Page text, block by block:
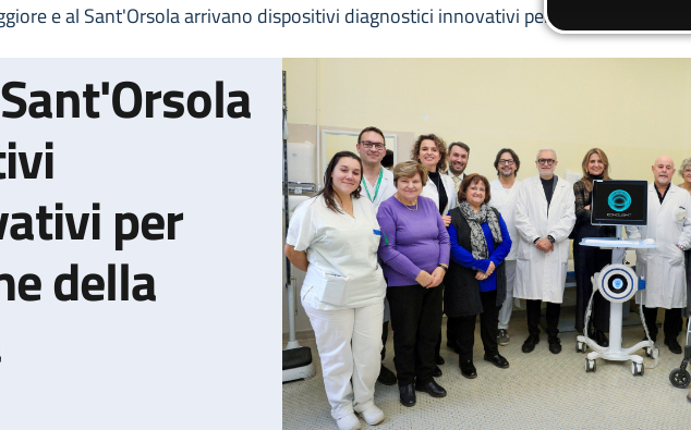
e al Sant'Orsola arrivano dispositivi diagnostici innovativi per migliorare
per
della